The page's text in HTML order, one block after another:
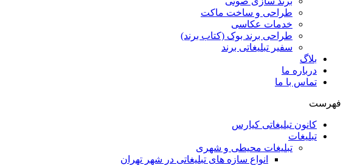
طراحی و ساخت ماکت
خدمات عکاسی
طراحی برند بوک (کتاب برند)
سفیر تبلیغاتی برند
بلاگ
درباره ما
تماس با ما
فهرست
کانون تبلیغاتی کیارس
تبلیغات
تبلیغات محیطی و شهری
انواع سازه‌ های تبلیغاتی در شهر تهران